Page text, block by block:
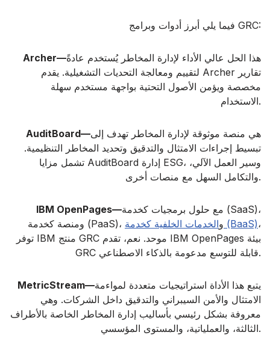
فيما يلي أبرز أدوات وبرامج GRC:
Archer—هذا الحل عالي الأداء لإدارة المخاطر يُستخدم عادةً
لتقييم ومعالجة التحديات التشغيلية. يقدم Archer تقارير
مخصصة ويؤمن الأصول التحتية بواجهة مستخدم سهلة
الاستخدام.
AuditBoard—هي منصة موثوقة لإدارة المخاطر تهدف إلى
تبسيط إجراءات الامتثال والتدقيق وتحديد المخاطر التنظيمية.
تشمل مزايا AuditBoard إدارة ESG، وسير العمل الآلي،
والتكامل السهل مع منصات أخرى.
IBM OpenPages—مع حلول برمجيات كخدمة (SaaS)،
ومنصة كخدمة (PaaS)، و الخدمات الخلفية كخدمة (BaaS)،
توفر IBM منتج GRC موحد. نعم، تقدم IBM OpenPages بيئة
GRC قابلة للتوسع مدعومة بالذكاء الاصطناعي.
MetricStream—يتبع هذا الأداة استراتيجيات متعددة لمواءمة
الامتثال والأمن السيبراني والتدقيق داخل الشركات. وهي
معروفة بشكل رئيسي بأساليب إدارة المخاطر الخاصة بالأطراف
الثالثة، والعملياتية، والمستوى المؤسسي.